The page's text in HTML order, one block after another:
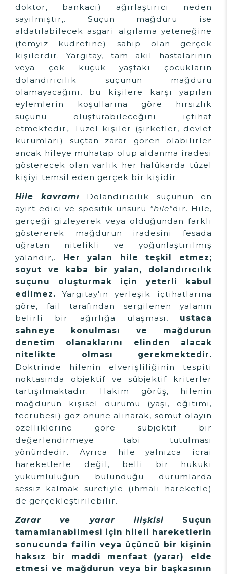
doktor, bankacı) ağırlaştırıcı neden
sayılmıştır,. Suçun mağduru ise
aldatılabilecek asgari algılama yeteneğine
(temyiz kudretine) sahip olan gerçek
kişilerdir. Yargıtay, tam akıl hastalarının
veya çok küçük yaştaki çocukların
dolandırıcılık suçunun mağduru
olamayacağını, bu kişilere karşı yapılan
eylemlerin koşullarına göre hırsızlık
suçunu oluşturabileceğini içtihat
etmektedir,. Tüzel kişiler (şirketler, devlet
kurumları) suçtan zarar gören olabilirler
ancak hileye muhatap olup aldanma iradesi
gösterecek olan varlık her halükarda tüzel
kişiyi temsil eden gerçek bir kişidir.
Hile kavramı Dolandırıcılık suçunun en
ayırt edici ve spesifik unsuru "hile"dir. Hile,
gerçeği gizleyerek veya olduğundan farklı
göstererek mağdurun iradesini fesada
uğratan nitelikli ve yoğunlaştırılmış
yalandır,. Her yalan hile teşkil etmez;
soyut ve kaba bir yalan, dolandırıcılık
suçunu oluşturmak için yeterli kabul
edilmez.Yargıtay'ın yerleşik içtihatlarına
göre, fail tarafından sergilenen yalanın
belirli bir ağırlığa ulaşması, ustaca
sahneye konulması ve mağdurun
denetim olanaklarını elinden alacak
nitelikte olması gerekmektedir.
Doktrinde hilenin elverişliliğinin tespiti
noktasında objektif ve sübjektif kriterler
tartışılmaktadır. Hakim görüş, hilenin
mağdurun kişisel durumu (yaşı, eğitimi,
tecrübesi) göz önüne alınarak, somut olayın
özelliklerine göre sübjektif bir
değerlendirmeye tabi tutulması
yönündedir. Ayrıca hile yalnızca icrai
hareketlerle değil, belli bir hukuki
yükümlülüğün bulunduğu durumlarda
sessiz kalmak suretiyle (ihmali hareketle)
de gerçekleştirilebilir.
Zarar ve yarar ilişkisi Suçun
tamamlanabilmesi için hileli hareketlerin
sonucunda failin veya üçüncü bir kişinin
haksız bir maddi menfaat (yarar) elde
etmesi ve mağdurun veya bir başkasının